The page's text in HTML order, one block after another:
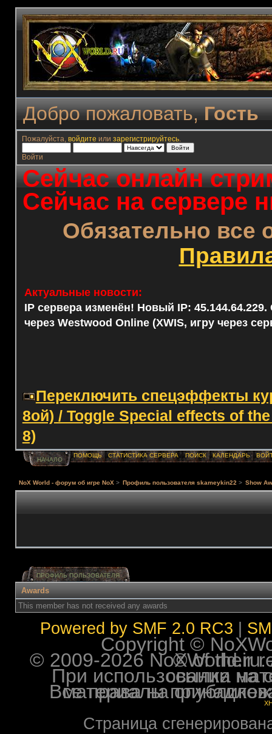
Добро пожаловать,Гость
Пожалуйста, войдите или зарегистрируйтесь.
Войти
Сейчас онлайн
Сейчас на сервере
Обязательно все
Актуальные новости:
IP сервера изменён! Новый IP: 45.144.64.229.
через Westwood Online (XWIS, игру через
Переключить спецэффекты
8ой) / Toggle Special effects of
8)
НАЧАЛО
ПОМОЩЬ СТАТИСТИКА СЕРВЕРА ПОИСК КАЛЕНДАРЬ
NoX World - форум об игре NoX > Профиль пользователя skameykin22 > Show
ПРОФИЛЬ ПОЛЬЗОВАТЕЛЯ
Awards
This member has not received any awards
Powered by SMF 2.0 RC3
Copyright ©
© 2009-2026 NoXWorld.ru. All
При использовании
Все права на опубликованные на форуме
Страница